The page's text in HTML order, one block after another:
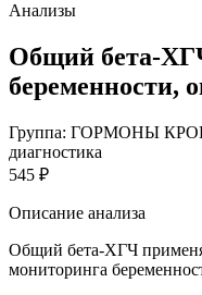
Анализы
Общий бета-
беременности,
Группа: ГОРМОНЫ
диагностика
545 ₽
Описание анализа
Общий бета-ХГЧ
мониторинга